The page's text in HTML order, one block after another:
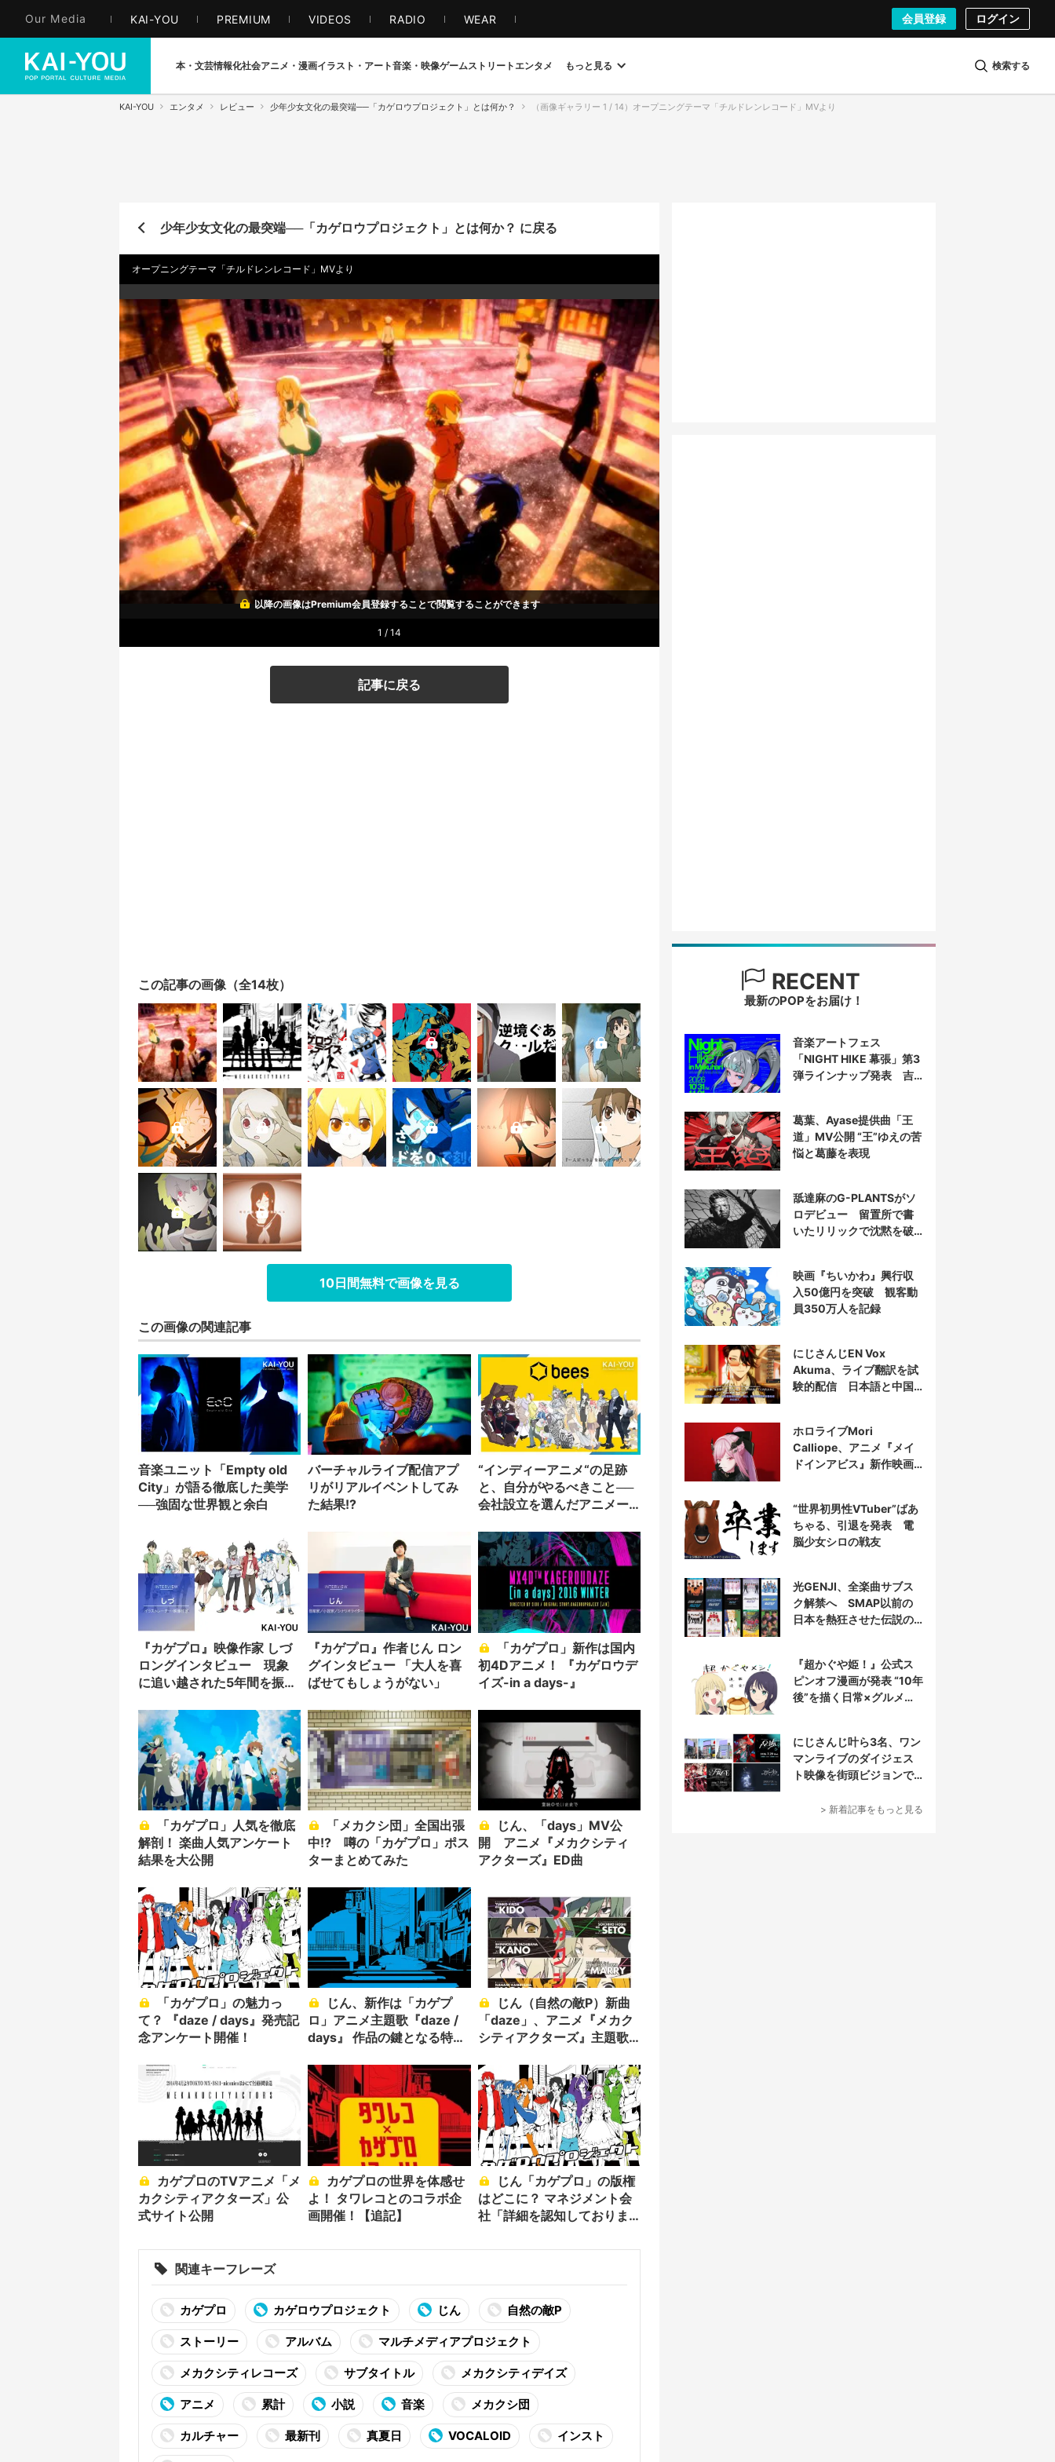
Our Media KAI-YOU PREMIUM VIDEOS RADIO WEAR 会員登録 ログイン
本・文芸情報化社会アニメ・漫画イラスト・アート音楽・映像ゲームストリート エンタメ もっと見る 検索する
KAI-YOU エンタメ レビュー 少年少女文化の最突端──「カゲロウプロジェクト」とは何か？ （画像ギャラリー 1 / 14）オープニングテーマ「チルドレンレコード」MVより
少年少女文化の最突端──「カゲロウプロジェクト」とは何か？ に戻る
オープニングテーマ「チルドレンレコード」MVより
以降の画像はPremium会員登録することで閲覧することができます
1 / 14
記事に戻る
この記事の画像（全14枚）
10日間無料で画像を見る
この画像の関連記事
音楽ユニット「Empty old
City」が語る徹底した美学
──強固な世界観と余白
バーチャルライブ配信アプ
リがリアルイベントしてみ
た結果!?
“インディーアニメ“の足跡
と、自分がやるべきこと──
会社設立を選んだアニメー
『カゲプロ』映像作家 しづ
ロングインタビュー 現象
に追い越された5年間を振り
『カゲプロ』作者じん ロン
グインタビュー 「大人を喜
ばせてもしょうがない」
初4Dアニメ！ 『カゲロウデ
イズ-in a days-』
解剖！ 楽曲人気アンケート
結果を大公開
中!? 噂の「カゲプロ」ポス
ターまとめてみた
開 アニメ『メカクシティ
アクターズ』ED曲
て？ 『daze / days』発売記
念アンケート開催！
ロ」アニメ主題歌『daze /
days』 作品の鍵となる特典
「daze」、アニメ『メカク
シティアクターズ』主題歌
カクシティアクターズ」公
式サイト公開
よ！ タワレコとのコラボ企
画開催！【追記】
はどこに？ マネジメント会
社「詳細を認知しておりま
関連キーフレーズ
カゲプロ カゲロウプロジェクト じん 自然の敵P
ストーリー アルバム マルチメディアプロジェクト
メカクシティレコーズ サブタイトル メカクシティデイズ
アニメ 累計 小説 音楽 メカクシ団
カルチャー 最新刊 真夏日 VOCALOID インスト
RECENT
最新のPOPをお届け！
音楽アートフェス
「NIGHT HIKE 幕張」第3
弾ラインナップ発表 吉
葛葉、Ayase提供曲「王
道」MV公開 “王”ゆえの苦
悩と葛藤を表現
舐達麻のG-PLANTSがソ
ロデビュー 留置所で書
いたリリックで沈黙を破
映画『ちいかわ』興行収
入50億円を突破 観客動
員350万人を記録
にじさんじEN Vox
Akuma、ライブ翻訳を試
験的配信 日本語と中国
ホロライブMori
Calliope、アニメ『メイ
ドインアビス』新作映画
“世界初男性VTuber”ばあ
ちゃる、引退を発表 電
脳少女シロの戦友
光GENJI、全楽曲サブス
ク解禁へ SMAP以前の
日本を熱狂させた伝説の
『超かぐや姫！』公式ス
ピンオフ漫画が発表 “10年
後”を描く日常×グルメ作
にじさんじ叶ら3名、ワン
マンライブのダイジェス
ト映像を街頭ビジョンで
> 新着記事をもっと見る